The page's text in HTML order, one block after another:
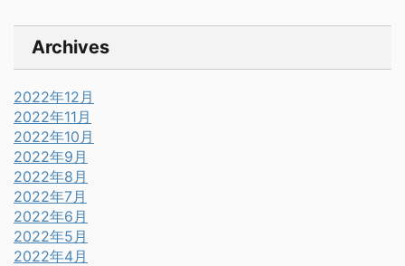
Archives
2022年12月
2022年11月
2022年10月
2022年9月
2022年8月
2022年7月
2022年6月
2022年5月
2022年4月